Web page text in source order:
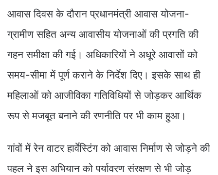
आवास दिवस के दौरान प्रधानमंत्री आवास योजना-
ग्रामीण सहित अन्य आवासीय योजनाओं की प्रगति की
गहन समीक्षा की गई। अधिकारियों ने अधूरे आवासों को
समय-सीमा में पूर्ण कराने के निर्देश दिए। इसके साथ ही
महिलाओं को आजीविका गतिविधियों से जोड़कर आर्थिक
रूप से मजबूत बनाने की रणनीति पर भी काम हुआ।
गांवों में रेन वाटर हार्वेस्टिंग को आवास निर्माण से जोड़ने की
पहल ने इस अभियान को पर्यावरण संरक्षण से भी जोड़